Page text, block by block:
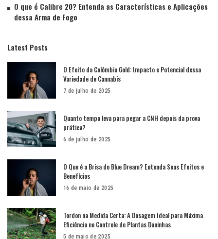
O que é Calibre 20? Entenda as Características e Aplicações
dessa Arma de Fogo
Latest Posts
O Efeito da Colômbia Gold: Impacto e Potencial dessa
Variedade de Cannabis
7 de julho de 2025
Quanto tempo leva para pegar a CNH depois da prova
prática?
6 de julho de 2025
O Que é a Brisa do Blue Dream? Entenda Seus Efeitos e
Benefícios
16 de maio de 2025
Tordon na Medida Certa: A Dosagem Ideal para Máxima
Eficiência no Controle de Plantas Daninhas
5 de maio de 2025